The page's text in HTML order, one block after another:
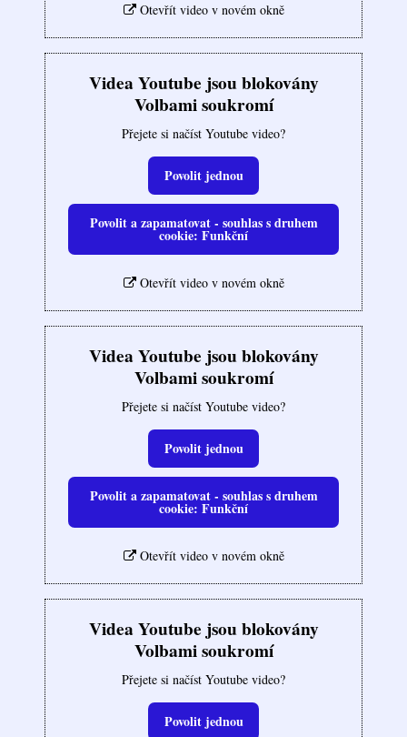
Otevřít video v novém okně
Videa Youtube jsou blokovány
Volbami soukromí
Přejete si načíst Youtube video?
Povolit jednou
Povolit a zapamatovat - souhlas s druhem
cookie: Funkční
Otevřít video v novém okně
Videa Youtube jsou blokovány
Volbami soukromí
Přejete si načíst Youtube video?
Povolit jednou
Povolit a zapamatovat - souhlas s druhem
cookie: Funkční
Otevřít video v novém okně
Videa Youtube jsou blokovány
Volbami soukromí
Přejete si načíst Youtube video?
Povolit jednou